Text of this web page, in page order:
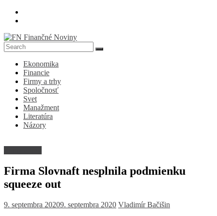
Skip
FN
Finančné
Noviny
Denník
ekonomike
spoločnosti
Ekonomika
Financie
Firmy a trhy
Spoločnosť
Svet
Manažment
Literatúra
Názory
Firma Slovnaft nesplnila podmienku
squeeze out
9. septembra 20209. septembra 2020 Vladimír Bačišin